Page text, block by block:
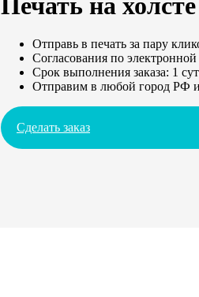
Отправь в печать за пару
Согласования по
Срок выполнения заказа: 1
Отправим в любой город РФ
Сделать заказ